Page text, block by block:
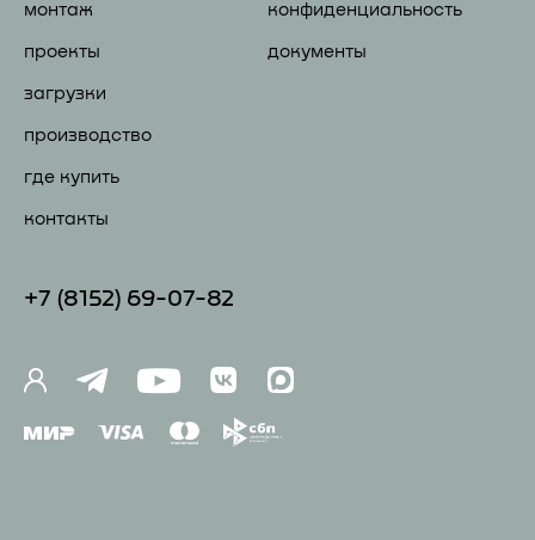
монтаж
проекты
загрузки
производство
где купить
контакты
конфиденциальность
документы
+7 (81 52) 69-07-82